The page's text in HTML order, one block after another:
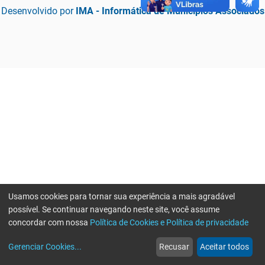
Desenvolvido por IMA - Informática de Municípios Associados
web
Notícias
more_horiz
Mais
Usamos cookies para tornar sua experiência a mais agradável
possível. Se continuar navegando neste site, você assume
concordar com nossa Política de Cookies e Política de privacidade
Gerenciar Cookies... Recusar Aceitar todos
Erro ao enviar informações, por favor tente novamente